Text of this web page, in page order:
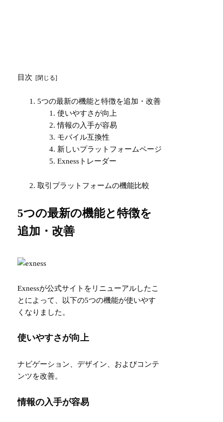
目次
5つの最新の機能と特徴を追加・改善
使いやすさが向上
情報の入手が容易
モバイル互換性
新しいプラットフォームページ
Exnessトレーダー
取引プラットフォームの機能比較
5つの最新の機能と特徴を
追加・改善
Exnessが公式サイトをリニューアルしたこ
とによって、以下の5つの機能が使いやす
くなりました。
使いやすさが向上
ナビゲーション、デザイン、およびコンテ
ンツを改善。
情報の入手が容易